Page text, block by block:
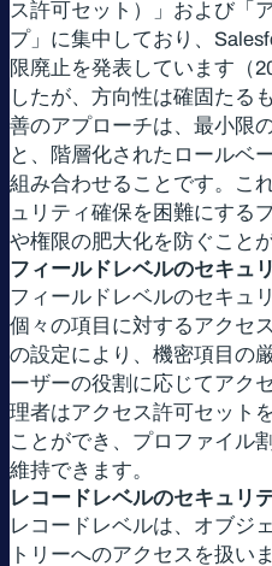
ス許可セット）」および「
プ」に集中しており、
限廃止を発表しています（
したが、方向性は確固たる
善のアプローチは、最小限
と、階層化されたロールベ
組み合わせることです。こ
ュリティ確保を困難にする
や権限の肥大化を防ぐこと
フィールドレベルのセキュ
フィールドレベルのセキュ
個々の項目に対するアクセ
の設定により、機密項目の
ーザーの役割に応じてアク
理者はアクセス許可セット
ことができ、プロファイル
維持できます。
レコードレベルのセキュリ
レコードレベルは、オブジ
トリーへのアクセスを扱い